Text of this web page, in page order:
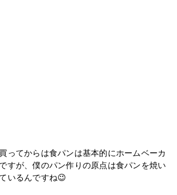
ってからは食パンは基本的にホームベーカ
すが、僕のパン作りの原点は食パンを焼い
いるんですね😉